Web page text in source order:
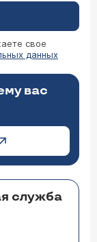
свое
данных
вас
служба